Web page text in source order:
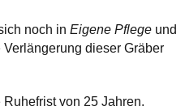
noch in Eigene Pflege und
Verlängerung dieser Gräber
von 25 Jahren.